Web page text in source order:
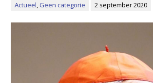
Actueel, Geen categorie 2 september 2020